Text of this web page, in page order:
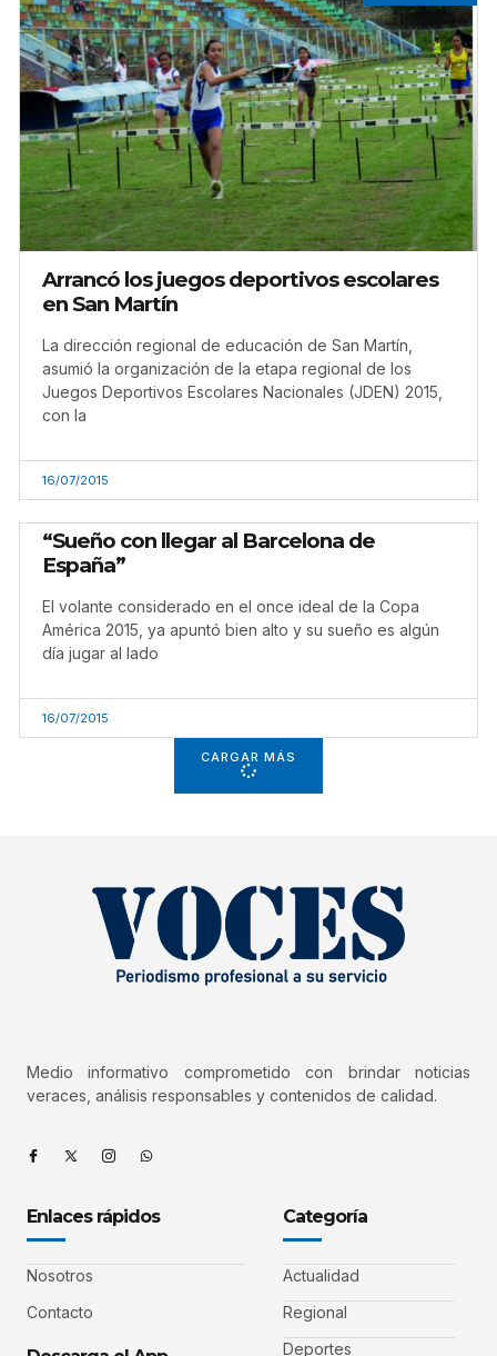
Arrancó los juegos deportivos escolares
en San Martín
La dirección regional de educación de San Martín,
asumió la organización de la etapa regional de los
Juegos Deportivos Escolares Nacionales (JDEN) 2015,
con la
16/07/2015
“Sueño con llegar al Barcelona de
España”
El volante considerado en el once ideal de la Copa
América 2015, ya apuntó bien alto y su sueño es algún
día jugar al lado
16/07/2015
CARGAR MÁS
Medio informativo comprometido con brindar noticias
veraces, análisis responsables y contenidos de calidad.
Enlaces rápidos
Nosotros
Contacto
Categoría
Actualidad
Regional
Deportes